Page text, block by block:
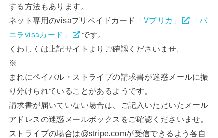
する方法もあります。
ネット専用のvisaプリペイドカード
「Vプリカ」
「バ
ニラvisaカード」
です。
くわしくは上記サイトよりご確認くださいませ。
※
まれにペイパル・ストライプの請求書が迷惑メールに振
り分けられていることがあるようです。
請求書が届いていない場合は、ご記入いただいたメール
アドレスの迷惑メールボックスをご確認くださいませ。
ストライプの場合は@stripe.comが受信できるよう各自